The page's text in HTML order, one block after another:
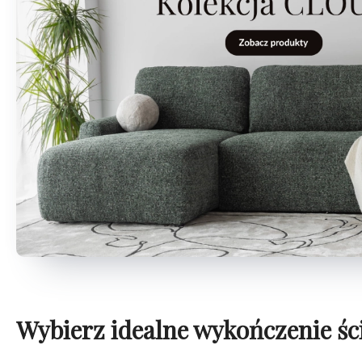
Wybierz idealne wykończenie